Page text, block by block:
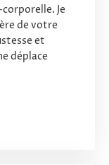
Je
de votre
et
déplace